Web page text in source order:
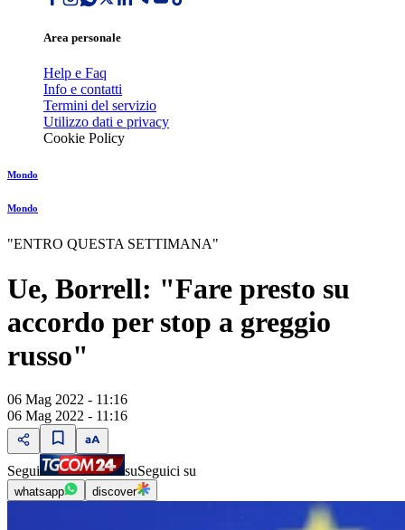
Area personale
Help e Faq
Info e contatti
Termini del servizio
Utilizzo dati e privacy
Cookie Policy
Mondo
Mondo
"ENTRO QUESTA SETTIMANA"
Ue, Borrell: "Fare presto su
accordo per stop a greggio
russo"
06 Mag 2022 - 11:16
06 Mag 2022 - 11:16
Segui suSeguici su
whatsapp discover